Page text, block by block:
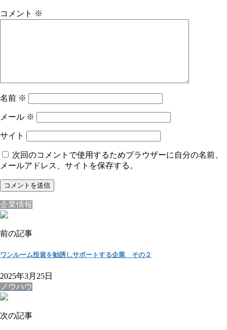
コメント ※
名前 ※
メール ※
サイト
次回のコメントで使用するためブラウザーに自分の名前、
メールアドレス、サイトを保存する。
企業情報
前の記事
ワンルーム投資を勧誘しサポートする企業 その２
2025年3月25日
ノウハウ
次の記事